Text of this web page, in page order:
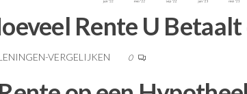
Rente U
VERGELIJKEN 0